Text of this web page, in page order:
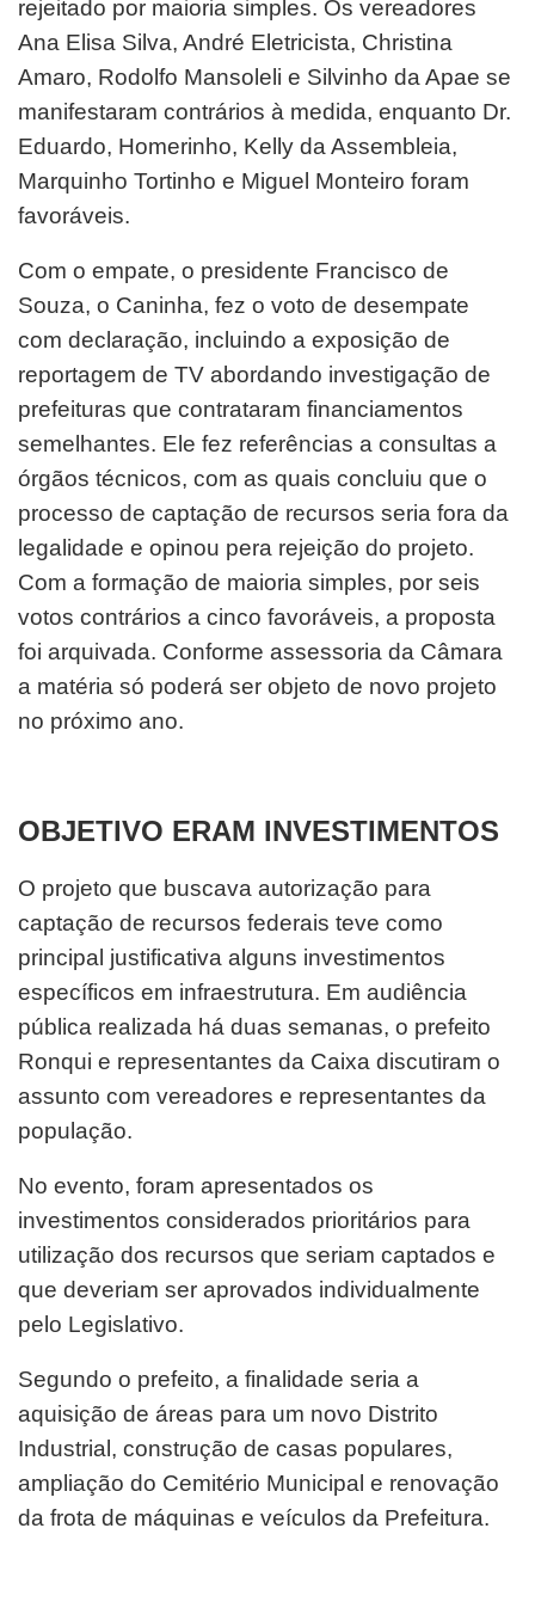
rejeitado por maioria simples. Os vereadores
Ana Elisa Silva, André Eletricista, Christina
Amaro, Rodolfo Mansoleli e Silvinho da Apae se
manifestaram contrários à medida, enquanto Dr.
Eduardo, Homerinho, Kelly da Assembleia,
Marquinho Tortinho e Miguel Monteiro foram
favoráveis.
Com o empate, o presidente Francisco de
Souza, o Caninha, fez o voto de desempate
com declaração, incluindo a exposição de
reportagem de TV abordando investigação de
prefeituras que contrataram financiamentos
semelhantes. Ele fez referências a consultas a
órgãos técnicos, com as quais concluiu que o
processo de captação de recursos seria fora da
legalidade e opinou pera rejeição do projeto.
Com a formação de maioria simples, por seis
votos contrários a cinco favoráveis, a proposta
foi arquivada. Conforme assessoria da Câmara
a matéria só poderá ser objeto de novo projeto
no próximo ano.
OBJETIVO ERAM INVESTIMENTOS
O projeto que buscava autorização para
captação de recursos federais teve como
principal justificativa alguns investimentos
específicos em infraestrutura. Em audiência
pública realizada há duas semanas, o prefeito
Ronqui e representantes da Caixa discutiram o
assunto com vereadores e representantes da
população.
No evento, foram apresentados os
investimentos considerados prioritários para
utilização dos recursos que seriam captados e
que deveriam ser aprovados individualmente
pelo Legislativo.
Segundo o prefeito, a finalidade seria a
aquisição de áreas para um novo Distrito
Industrial, construção de casas populares,
ampliação do Cemitério Municipal e renovação
da frota de máquinas e veículos da Prefeitura.